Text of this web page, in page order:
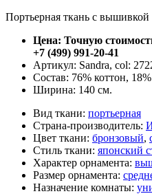
Портьерная ткань с вышивкой
Цена: Точную
+7 (499) 991-20-41
Артикул: Sandra, col:
Состав: 76% коттон,
Ширина: 140 см.
Вид ткани: портьерная
Страна-производитель:
Цвет ткани: бронзовый,
Стиль ткани: японский
Характер орнамента:
Размер орнамента:
Назначение комнаты: